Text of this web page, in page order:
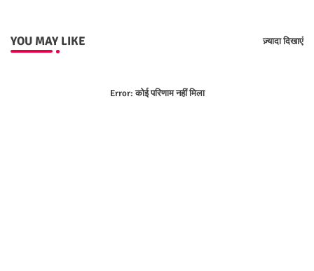
YOU MAY LIKE ज़्यादा दिखाएं
Error:कोई परिणाम नहीं मिला